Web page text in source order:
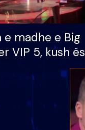
e madhe e Big
VIP 5, kush
i parë që lë
çmimin e